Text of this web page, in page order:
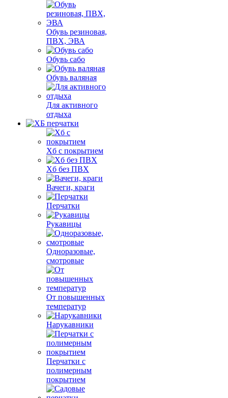
Обувь резиновая,
ПВХ, ЭВА
Обувь сабо
Обувь валяная
Для активного
отдыха
Хб с покрытием
Хб без ПВХ
Вачеги, краги
Перчатки
Рукавицы
Одноразовые,
смотровые
От повышенных
температур
Нарукавники
Перчатки с
полимерным
покрытием